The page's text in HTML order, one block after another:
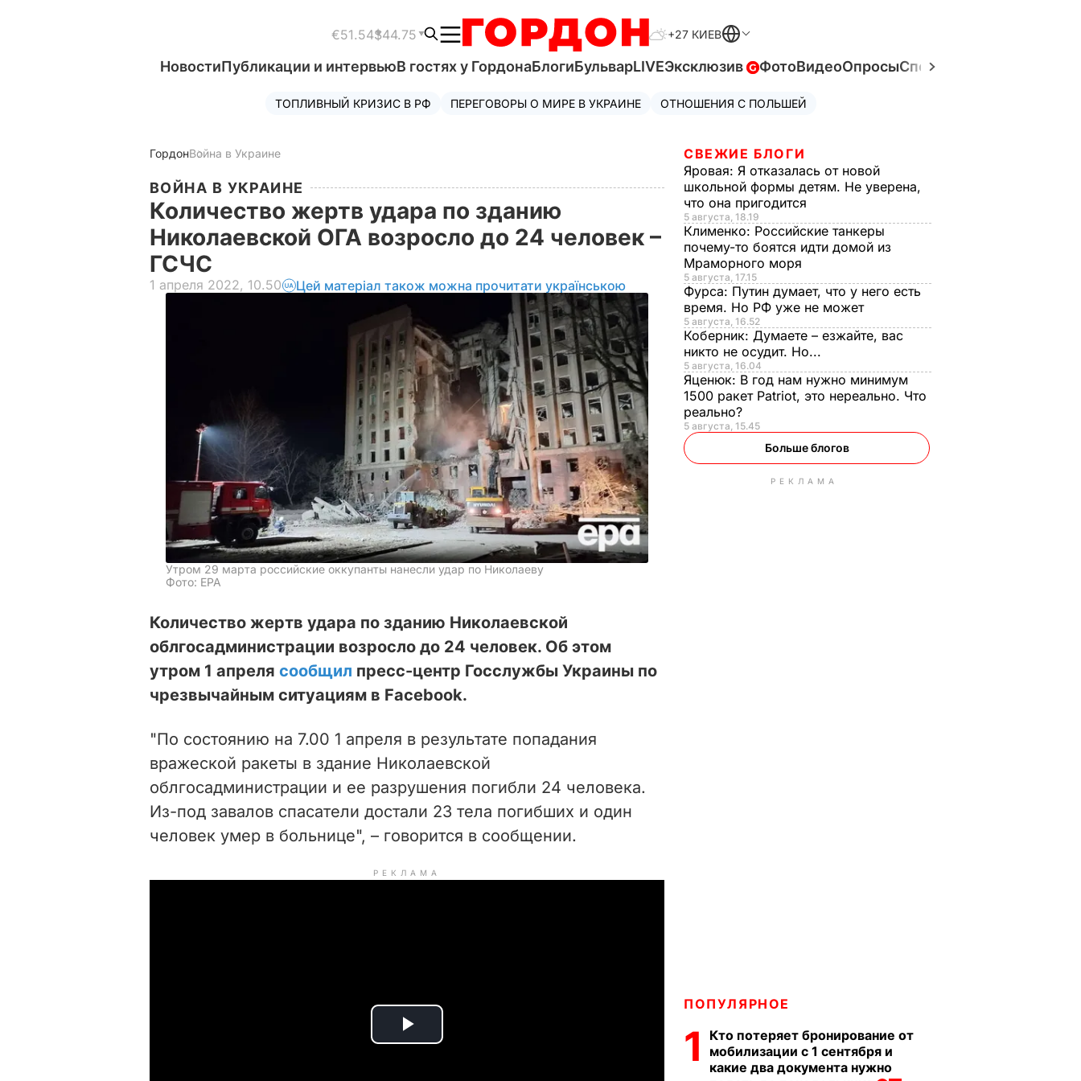
€51.54$44.75 +27 КИЕВ
НовостиПубликации и интервьюВ гостях у ГордонаБлогиБульварLIVEЭксклюзив ФотоВидеоОпросыСпецпроекты
ТОПЛИВНЫЙ КРИЗИС В РФ ПЕРЕГОВОРЫ О МИРЕ В УКРАИНЕ ОТНОШЕНИЯ С ПОЛЬШЕЙ
ГордонВойна в Украине
ВОЙНА В УКРАИНЕ
Количество жертв удара по зданию
Николаевской ОГА возросло до 24 человек –
ГСЧС
1 апреля 2022, 10.50 Цей матеріал також можна прочитати українською
Утром 29 марта российские оккупанты нанесли удар по Николаеву
Фото: EPA
Количество жертв удара по зданию Николаевской
облгосадминистрации возросло до 24 человек. Об этом
утром 1 апреля сообщил пресс-центр Госслужбы Украины по
чрезвычайным ситуациям в Facebook.
"По состоянию на 7.00 1 апреля в результате попадания
вражеской ракеты в здание Николаевской
облгосадминистрации и ее разрушения погибли 24 человека.
Из-под завалов спасатели достали 23 тела погибших и один
человек умер в больнице", – говорится в сообщении.
РЕКЛАМА
P
СВЕЖИЕ БЛОГИ
Яровая: Я отказалась от новой
школьной формы детям. Не уверена,
что она пригодится
5 августа, 18.19
Клименко: Российские танкеры
почему-то боятся идти домой из
Мраморного моря
5 августа, 17.15
Фурса: Путин думает, что у него есть
время. Но РФ уже не может
5 августа, 16.52
Коберник: Думаете – езжайте, вас
никто не осудит. Но...
5 августа, 16.04
Яценюк: В год нам нужно минимум
1500 ракет Patriot, это нереально. Что
реально?
5 августа, 15.45
Больше блогов
РЕКЛАМА
ПОПУЛЯРНОЕ
1
Кто потеряет бронирование от
мобилизации с 1 сентября и
какие два документа нужно